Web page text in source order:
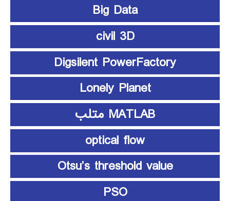
Big Data
civil 3D
Digsilent PowerFactory
Lonely Planet
MATLAB متلب
optical flow
Otsu’s threshold value
PSO